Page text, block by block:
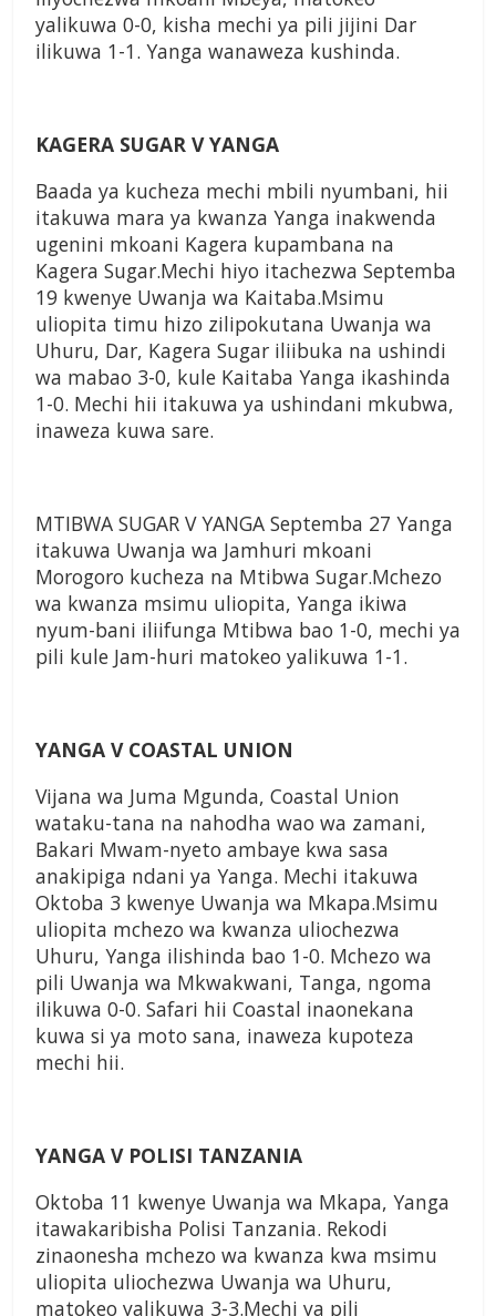
yalikuwa 0-0, kisha mechi ya pili jijini Dar
ilikuwa 1-1. Yanga wanaweza kushinda.
KAGERA SUGAR V YANGA
Baada ya kucheza mechi mbili nyumbani, hii
itakuwa mara ya kwanza Yanga inakwenda
ugenini mkoani Kagera kupambana na
Kagera Sugar.Mechi hiyo itachezwa Septemba
19 kwenye Uwanja wa Kaitaba.Msimu
uliopita timu hizo zilipokutana Uwanja wa
Uhuru, Dar, Kagera Sugar iliibuka na ushindi
wa mabao 3-0, kule Kaitaba Yanga ikashinda
1-0. Mechi hii itakuwa ya ushindani mkubwa,
inaweza kuwa sare.
MTIBWA SUGAR V YANGA Septemba 27 Yanga
itakuwa Uwanja wa Jamhuri mkoani
Morogoro kucheza na Mtibwa Sugar.Mchezo
wa kwanza msimu uliopita, Yanga ikiwa
nyum-bani iliifunga Mtibwa bao 1-0, mechi ya
pili kule Jam-huri matokeo yalikuwa 1-1.
YANGA V COASTAL UNION
Vijana wa Juma Mgunda, Coastal Union
wataku-tana na nahodha wao wa zamani,
Bakari Mwam-nyeto ambaye kwa sasa
anakipiga ndani ya Yanga. Mechi itakuwa
Oktoba 3 kwenye Uwanja wa Mkapa.Msimu
uliopita mchezo wa kwanza uliochezwa
Uhuru, Yanga ilishinda bao 1-0. Mchezo wa
pili Uwanja wa Mkwakwani, Tanga, ngoma
ilikuwa 0-0. Safari hii Coastal inaonekana
kuwa si ya moto sana, inaweza kupoteza
mechi hii.
YANGA V POLISI TANZANIA
Oktoba 11 kwenye Uwanja wa Mkapa, Yanga
itawakaribisha Polisi Tanzania. Rekodi
zinaonesha mchezo wa kwanza kwa msimu
uliopita uliochezwa Uwanja wa Uhuru,
matokeo yalikuwa 3-3.Mechi ya pili